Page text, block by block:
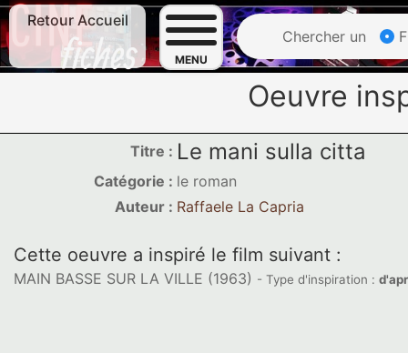
Retour Accueil
MENU
Chercher un
Oeuvre
Titre : Le mani sulla citta
Catégorie : le roman
Auteur : Raffaele La Capria
Cette oeuvre a inspiré le film suivant :
MAIN BASSE SUR LA VILLE (1963) - Type d'inspiration :